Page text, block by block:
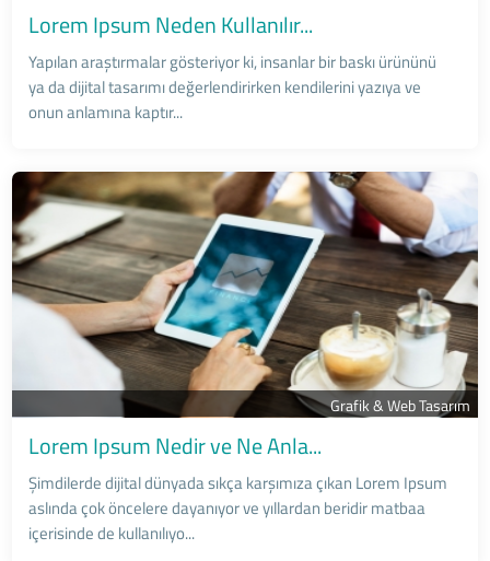
Lorem Ipsum Neden Kullanılır...
Yapılan araştırmalar gösteriyor ki, insanlar bir baskı ürününü
ya da dijital tasarımı değerlendirirken kendilerini yazıya ve
onun anlamına kaptır...
Grafik & Web Tasarım
Lorem Ipsum Nedir ve Ne Anla...
Şimdilerde dijital dünyada sıkça karşımıza çıkan Lorem Ipsum
aslında çok öncelere dayanıyor ve yıllardan beridir matbaa
içerisinde de kullanılıyo...